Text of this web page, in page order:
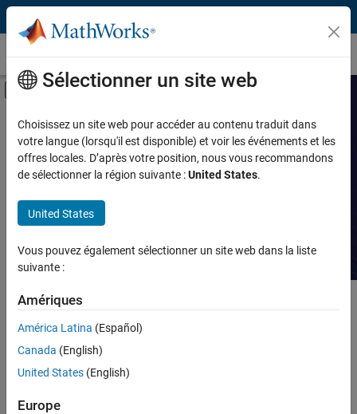
Passer au contenu
Témoignages clients
Activer/désactiver l'affichage du menu
Fonctionnalité
Produit
Application
Secteur
Rechercher des
témoignages clients
Contenu principal
Recherche
Trier par
Sélectionner un site web
Choisissez un site web pour accéder au contenu traduit dans
votre langue (lorsqu'il est disponible) et voir les événements et les
offres locales. D’après votre position, nous vous recommandons
de sélectionner la région suivante :United States.
United States
Vous pouvez également sélectionner un site web dans la liste
suivante :
Amériques
América Latina (Español)
Canada (English)
United States (English)
Europe